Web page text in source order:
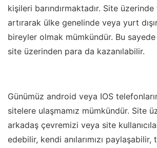
kişileri barındırmaktadır. Site üzerinde
artırarak ülke genelinde veya yurt
bireyler olmak mümkündür. Bu
site üzerinden para da kazanılabilir.
Günümüz android veya IOS
sitelere ulaşmamız mümkündür. Site
arkadaş çevremizi veya site
edebilir, kendi anılarımızı paylaşabilir,